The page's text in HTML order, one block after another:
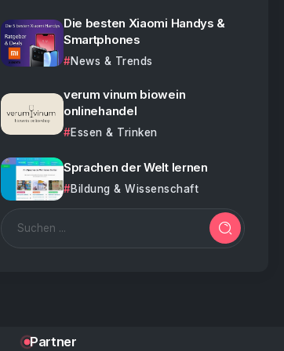
Die besten Xiaomi Handys &
Smartphones
News & Trends
verum vinum biowein
onlinehandel
Essen & Trinken
Sprachen der Welt lernen
Bildung & Wissenschaft
Partner